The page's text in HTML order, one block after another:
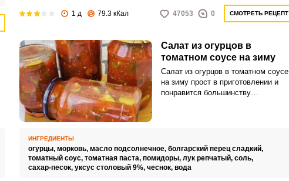
1 д 79.3 кКал 47053 0 СМОТРЕТЬ РЕЦЕПТ
Салат из огурцов в
томатном соусе на зиму
Салат из огурцов в томатном соусе
на зиму прост в приготовлении и
понравится большинству
ИНГРЕДИЕНТЫ
огурцы, морковь, масло подсолнечное, болгарский перец сладкий,
томатный соус, томатная паста, помидоры, лук репчатый, соль,
сахар-песок, уксус столовый 9%, чеснок, вода